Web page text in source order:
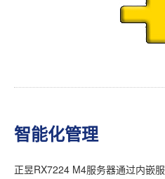
智能化管理
正昱RX7224 M4服务器通过内嵌